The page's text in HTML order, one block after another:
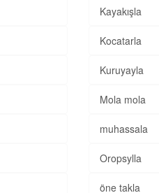
Kayakışla
Kocatarla
Kuruyayla
Mola mola
muhassala
Oropsylla
öne takla